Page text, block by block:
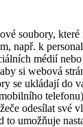
soubory,
např. k
médií nebo
si webová
se ukládají do
odesílat své
to umožňuje